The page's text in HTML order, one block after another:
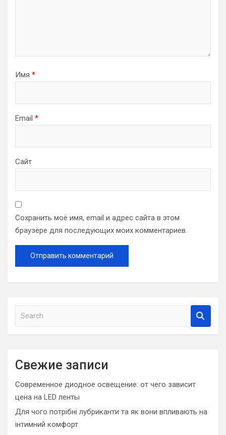
Имя *
Email *
Сайт
Сохранить моё имя, email и адрес сайта в этом
браузере для последующих моих комментариев.
a
c
Свежие записи
Современное диодное освещение: от чего зависит
цена на LED ленты
Для чого потрібні лубриканти та як вони впливають на
інтимний комфорт